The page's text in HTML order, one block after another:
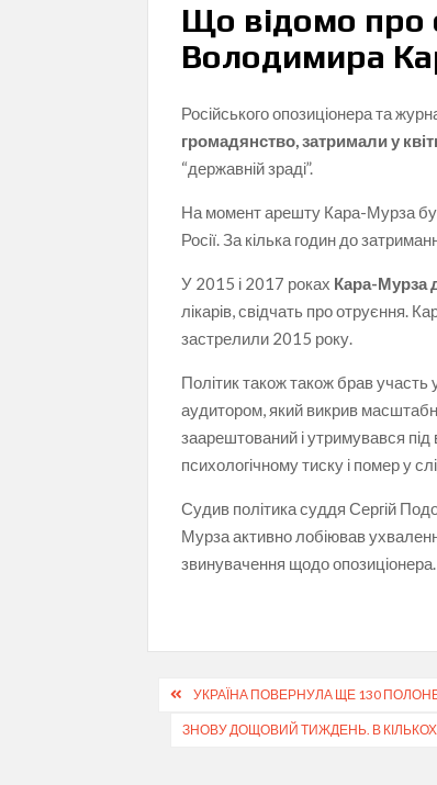
Що відомо про
Володимира
Російського опозиціонера та
громадянство, затримали у
“державній зраді”.
На момент арешту Кара-Мурза був
Росії. За кілька годин до
У 2015 і 2017 роках Кара-Мурза
лікарів, свідчать про отруєння.
застрелили 2015 року.
Політик також також брав участь
аудитором, який викрив
заарештований і утримувався
психологічному тиску і помер у
Судив політика суддя Сергій
Мурза активно лобіював
звинувачення щодо опозиціонера.
Навігація
записів
УКРАЇНА ПОВЕРНУЛА ЩЕ 130
ЗНОВУ ДОЩОВИЙ ТИЖДЕНЬ. В